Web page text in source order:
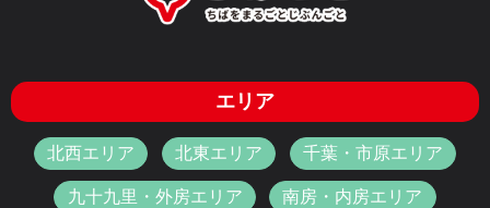
エリア
北西エリア 北東エリア 千葉・市原エリア
九十九里・外房エリア 南房・内房エリア